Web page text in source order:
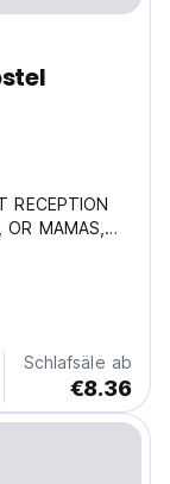
RECEPTION
MAMAS,
HA GIANG
special
Schlafsäle ab
€8.36